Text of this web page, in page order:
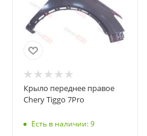
Крыло переднее правое
Chery Tiggo 7Pro
Есть в наличии: 9